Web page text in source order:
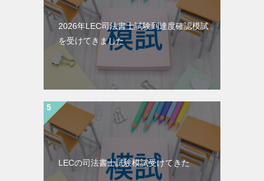
2026年LEC司法書士試験到達度確認模試
を受けてきました
LECの司法書士試験模試受けてきた